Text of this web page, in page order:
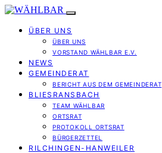
ÜBER UNS
ÜBER UNS
VORSTAND WÄHLBAR E.V.
NEWS
GEMEINDERAT
BERICHT AUS DEM GEMEINDERAT
BLIESRANSBACH
TEAM WÄHLBAR
ORTSRAT
PROTOKOLL ORTSRAT
BÜRGERZETTEL
RILCHINGEN-HANWEILER